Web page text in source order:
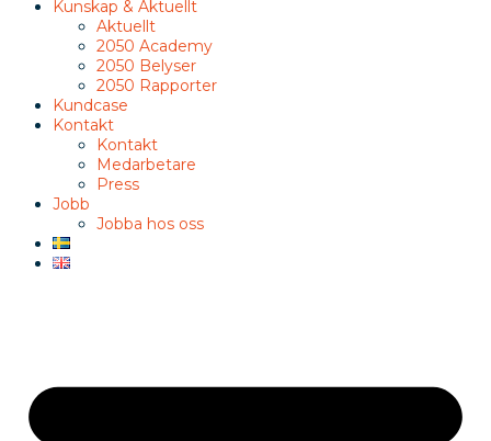
Kunskap & Aktuellt
Aktuellt
2050 Academy
2050 Belyser
2050 Rapporter
Kundcase
Kontakt
Kontakt
Medarbetare
Press
Jobb
Jobba hos oss